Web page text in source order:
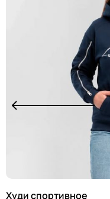
Худи спортивное